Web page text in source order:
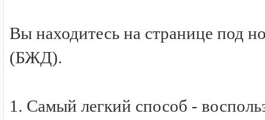
Вы находитесь на странице под
(БЖД).
1. Самый легкий способ -